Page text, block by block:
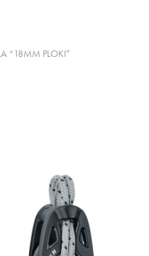
“18MM PLOKI”